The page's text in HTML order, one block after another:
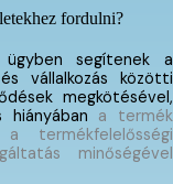
fordulni?
ügyben segítenek a
vállalkozás közötti
megkötésével,
a termék
a termékfelelősségi
minőségével